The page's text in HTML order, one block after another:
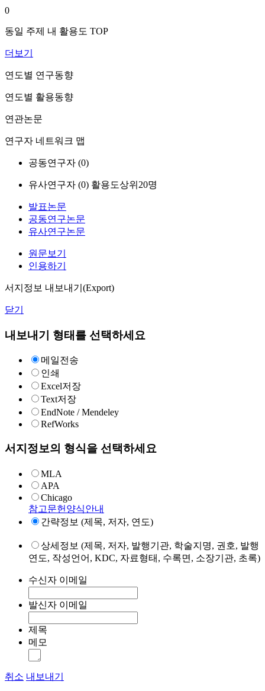
0
동일 주제 내 활용도 TOP
더보기
연도별 연구동향
연도별 활용동향
연관논문
연구자 네트워크 맵
공동연구자 (0)
유사연구자 (0) 활용도상위20명
발표논문
공동연구논문
유사연구논문
원문보기
인용하기
서지정보 내보내기(Export)
닫기
내보내기 형태를 선택하세요
메일전송
인쇄
Excel저장
Text저장
EndNote / Mendeley
RefWorks
서지정보의 형식을 선택하세요
MLA
APA
Chicago
참고문헌양식안내
간략정보 (제목, 저자, 연도)
상세정보 (제목, 저자, 발행기관, 학술지명, 권호, 발행
연도, 작성언어, KDC, 자료형태, 수록면, 소장기관, 초록)
수신자 이메일
발신자 이메일
제목
메모
취소 내보내기